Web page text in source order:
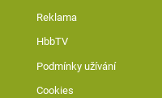
Reklama
HbbTV
Podmínky užívání
Cookies